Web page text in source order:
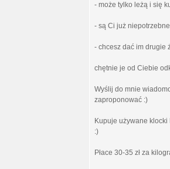
- może tylko leżą i się
- są Ci już
- chcesz dać im drugie
chętnie je od Ciebie
Wyślij do mnie
zaproponować :)
Kupuje używane
:)
Płace 30-35 zł za